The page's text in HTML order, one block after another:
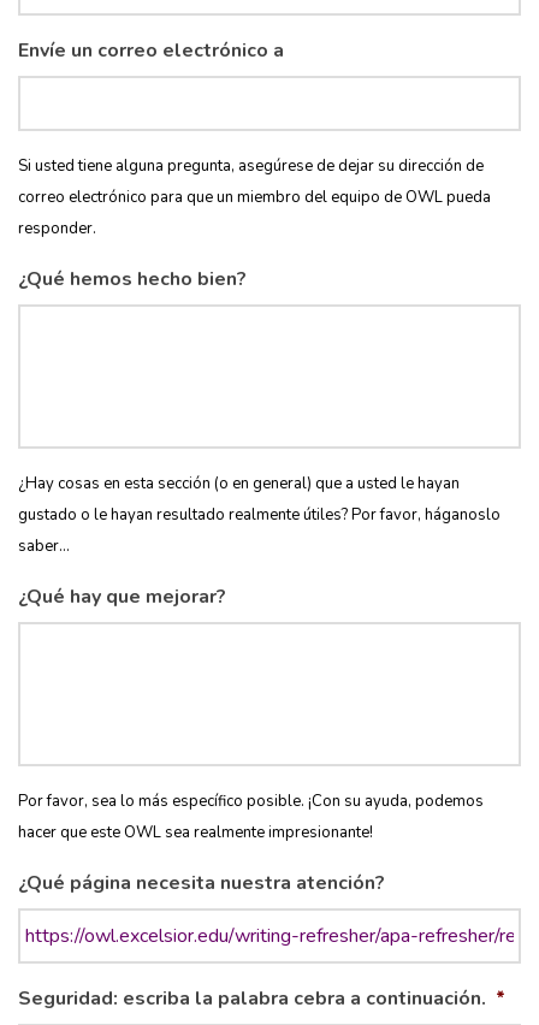
Envíe un correo electrónico a
Si usted tiene alguna pregunta, asegúrese de dejar su dirección de
correo electrónico para que un miembro del equipo de OWL pueda
responder.
¿Qué hemos hecho bien?
¿Hay cosas en esta sección (o en general) que a usted le hayan
gustado o le hayan resultado realmente útiles? Por favor, háganoslo
saber...
¿Qué hay que mejorar?
Por favor, sea lo más específico posible. ¡Con su ayuda, podemos
hacer que este OWL sea realmente impresionante!
¿Qué página necesita nuestra atención?
Seguridad: escriba la palabra cebra a continuación. *